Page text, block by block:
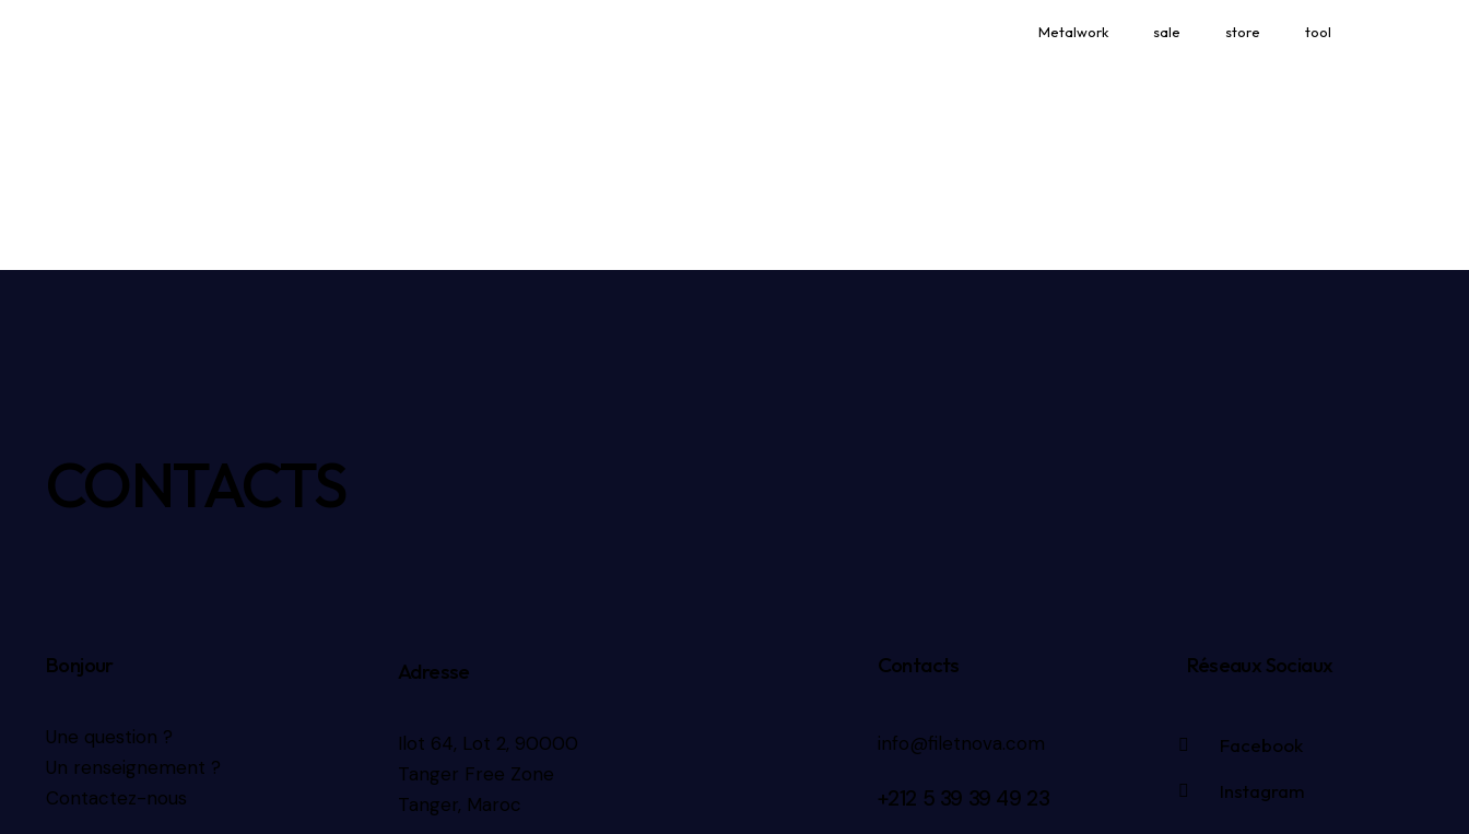
Metalwork sale store tool
CONTACTS
Bonjour
Une question ?
Un renseignement ?
Contactez-nous
Adresse
Ilot 64, Lot 2, 90000
Tanger Free Zone
Tanger, Maroc
Contacts
info@filetnova.com
+212 5 39 39 49 23
Réseaux Sociaux
Facebook
Instagram